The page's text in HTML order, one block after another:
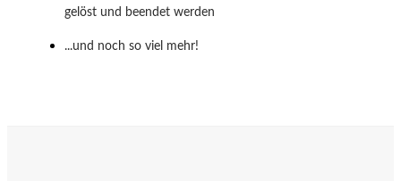
gelöst und beendet werden
...und noch so viel mehr!